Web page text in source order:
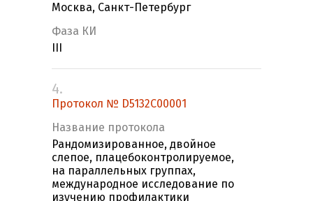
Москва, Санкт-Петербург
Фаза КИ
4.
Протокол № D5132C00001
Название протокола
Рандомизированное, двойное
слепое, плацебоконтролируемое,
на параллельных группах,
международное исследование по
изучению профилактики